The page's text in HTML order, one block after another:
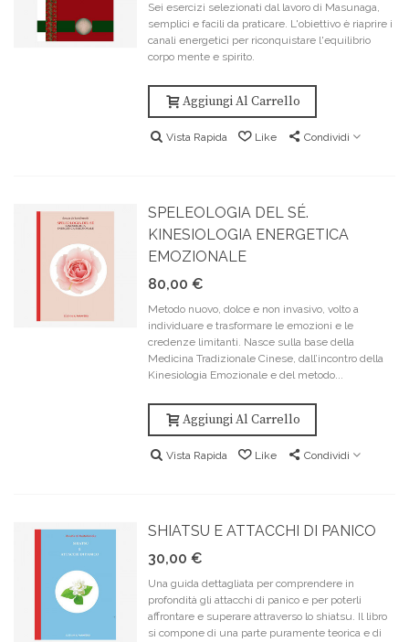
Sei esercizi selezionati dal lavoro di Masunaga,
semplici e facili da praticare. L'obiettivo è riaprire i
canali energetici per riconquistare l'equilibrio
corpo mente e spirito.
Aggiungi Al Carrello
Vista Rapida Like Condividi
SPELEOLOGIA DEL SÉ.
KINESIOLOGIA ENERGETICA
EMOZIONALE
80,00 €
Metodo nuovo, dolce e non invasivo, volto a
individuare e trasformare le emozioni e le
credenze limitanti. Nasce sulla base della
Medicina Tradizionale Cinese, dall’incontro della
Kinesiologia Emozionale e del metodo...
Aggiungi Al Carrello
Vista Rapida Like Condividi
SHIATSU E ATTACCHI DI PANICO
30,00 €
Una guida dettagliata per comprendere in
profondità gli attacchi di panico e per poterli
affrontare e superare attraverso lo shiatsu. Il libro
si compone di una parte puramente teorica e di